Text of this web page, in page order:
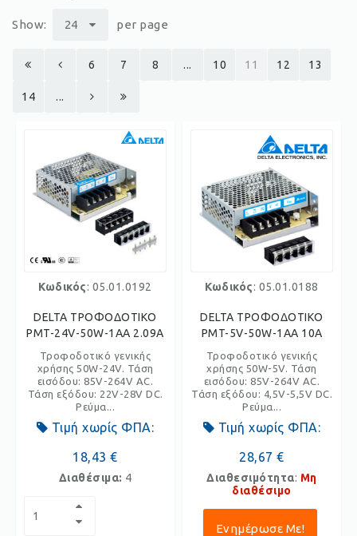
Show: 24 per page
6 7 8 ... 10 11 12 13
14 ...
Κωδικός: 05.01.0192
DELTA ΤΡΟΦΟΔΟΤΙΚΟ
PMT-24V-50W-1AA 2.09A
Τροφοδοτικό γενικής
χρήσης 50W-24V. Τάση
εισόδου: 85V-264V AC.
Τάση εξόδου: 22V-28V DC.
Ρεύμα...
Τιμή χωρίς ΦΠΑ:
18,43 €
Διαθέσιμα: 4
Κωδικός: 05.01.0188
DELTA ΤΡΟΦΟΔΟΤΙΚΟ
PMT-5V-50W-1AA 10A
Τροφοδοτικό γενικής
χρήσης 50W-5V. Τάση
εισόδου: 85V-264V AC.
Τάση εξόδου: 4,5V-5,5V DC.
Ρεύμα...
Τιμή χωρίς ΦΠΑ:
28,67 €
Διαθεσιμότητα: Μη
διαθέσιμο
Ενημέρωσε Με!